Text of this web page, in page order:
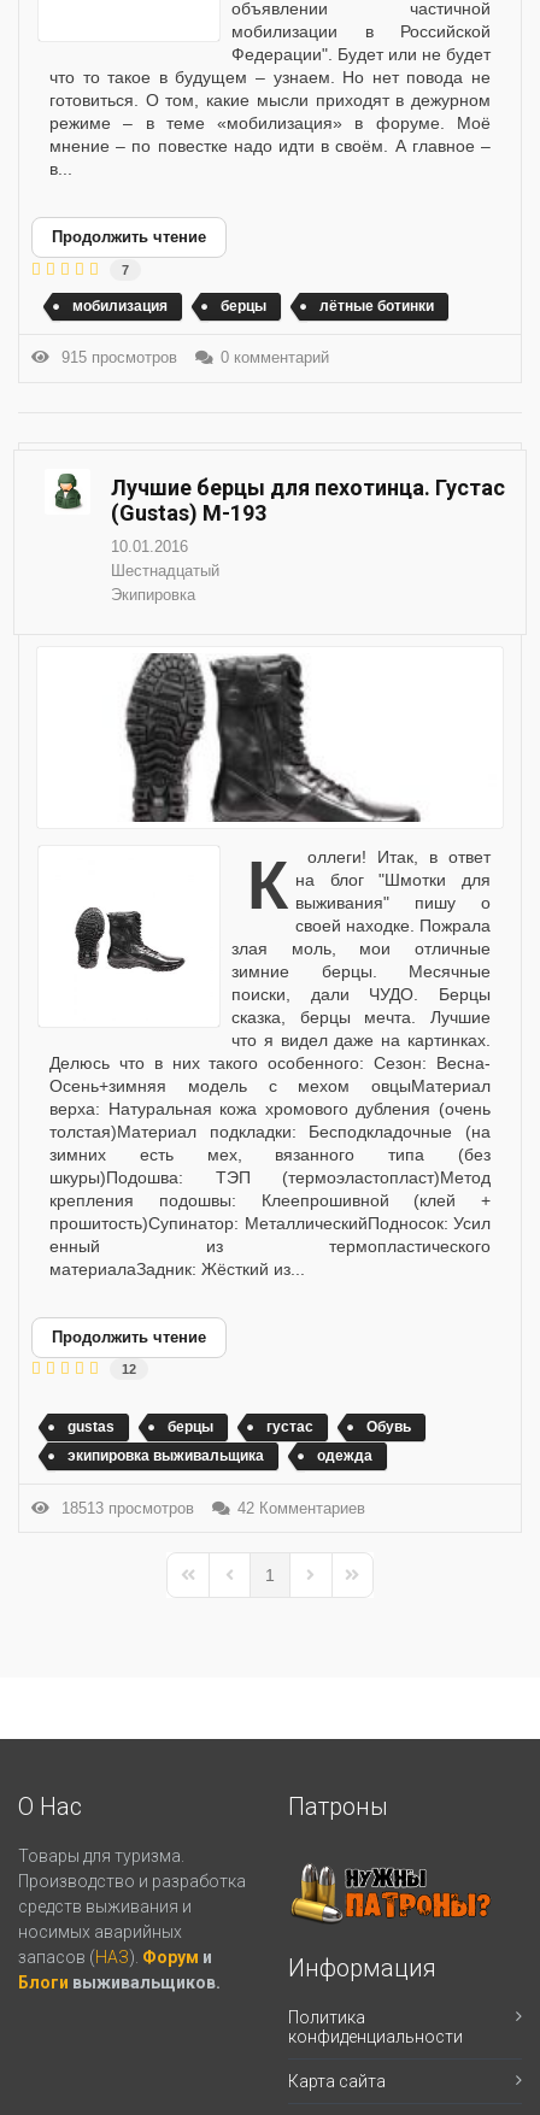
объявлении частичной
мобилизации в Российской
Федерации". Будет или не будет
что то такое в будущем – узнаем. Но нет повода не
готовиться. О том, какие мысли приходят в дежурном
режиме – в теме «мобилизация» в форуме. Моё
мнение – по повестке надо идти в своём. А главное –
в...
Продолжить чтение
7
мобилизация берцы лётные ботинки
915 просмотров 0 комментарий
Лучшие берцы для пехотинца. Густас
(Gustas) М-193
10.01.2016
Шестнадцатый
Экипировка
Коллеги! Итак, в ответ на блог "Шмотки для
выживания" пишу о
своей находке. Пожрала
злая моль, мои отличные
зимние берцы. Месячные
поиски, дали ЧУДО. Берцы
сказка, берцы мечта. Лучшие
что я видел даже на картинках.
Делюсь что в них такого особенного: Сезон: Весна-
Осень+зимняя модель с мехом овцыМатериал
верха: Натуральная кожа хромового дубления (очень
толстая)Материал подкладки: Бесподкладочные (на
зимних есть мех, вязанного типа (без
шкуры)Подошва: ТЭП (термоэластопласт)Метод
крепления подошвы: Клеепрошивной (клей +
прошитость)Супинатор: МеталлическийПодносок: Усил
енный из термопластического
материалаЗадник: Жёсткий из...
Продолжить чтение
12
gustas берцы густас
Обувь
экипировка выживальщика
одежда
18513 просмотров 42 Комментариев
First PagePrevious Page
1
Next PageLast Page
О Нас
Товары для туризма.
Производство и разработка
средств выживания и
носимых аварийных
запасов (НАЗ). Форум и
Блоги выживальщиков.
Патроны
Информация
Политика
конфиденциальности
Карта сайта